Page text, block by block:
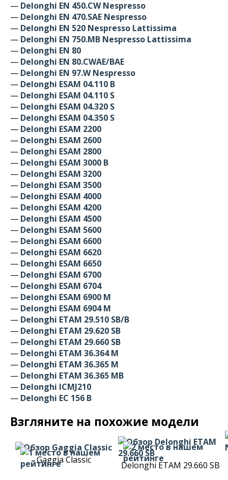
— Delonghi EN 450.CW Nespresso
— Delonghi EN 470.SAE Nespresso
— Delonghi EN 520 Nespresso Lattissima
— Delonghi EN 750.MB Nespresso Lattissima
— Delonghi EN 80
— Delonghi EN 80.CWAE/BAE
— Delonghi EN 97.W Nespresso
— Delonghi ESAM 04.110 B
— Delonghi ESAM 04.110 S
— Delonghi ESAM 04.320 S
— Delonghi ESAM 04.350 S
— Delonghi ESAM 2200
— Delonghi ESAM 2600
— Delonghi ESAM 2800
— Delonghi ESAM 3000 B
— Delonghi ESAM 3200
— Delonghi ESAM 3500
— Delonghi ESAM 4000
— Delonghi ESAM 4200
— Delonghi ESAM 4500
— Delonghi ESAM 5600
— Delonghi ESAM 6600
— Delonghi ESAM 6620
— Delonghi ESAM 6650
— Delonghi ESAM 6700
— Delonghi ESAM 6704
— Delonghi ESAM 6900 M
— Delonghi ESAM 6904 M
— Delonghi ETAM 29.510 SB/B
— Delonghi ETAM 29.620 SB
— Delonghi ETAM 29.660 SB
— Delonghi ETAM 36.364 M
— Delonghi ETAM 36.365 M
— Delonghi ETAM 36.365 MB
— Delonghi ICMJ210
— Delonghi ЕС 156 В
Взгляните на похожие модели
Gaggia Classic Delonghi ETAM 29.660 SB